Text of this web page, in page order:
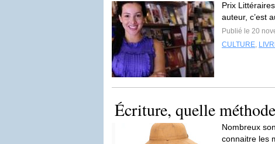
Prix
auteur, c’est
Publié le 20
CULTURE,
Écriture, quelle
Nombreux
connaitre les